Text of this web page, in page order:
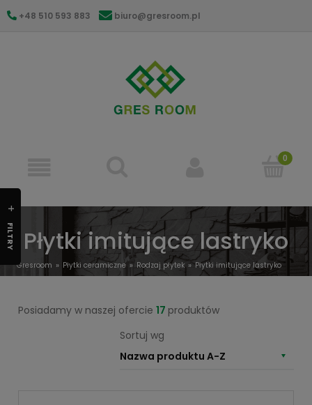
+48 510 593 883 biuro@gresroom.pl
Gresroom Płytki ceramiczne Rodzaj płytek Płytki imitujące lastryko
Płytki imitujące lastryko
Posiadamy w naszej ofercie 17 produktów
Sortuj wg
Nazwa produktu A-Z
FILTRY